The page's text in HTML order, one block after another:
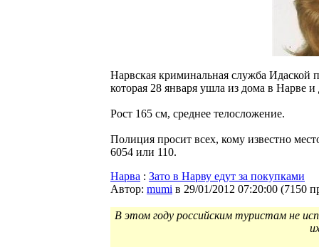
Нарвская криминальная служба Идаской
которая 28 января ушла из дома в Нарве и
Рост 165 см, среднее телосложение.
Полиция просит всех, кому известно
6054 или 110.
Нарва : Зато в Нарву едут за покупками
Автор: mumi в 29/01/2012 07:20:00 (7150
В этом году российским туристам не